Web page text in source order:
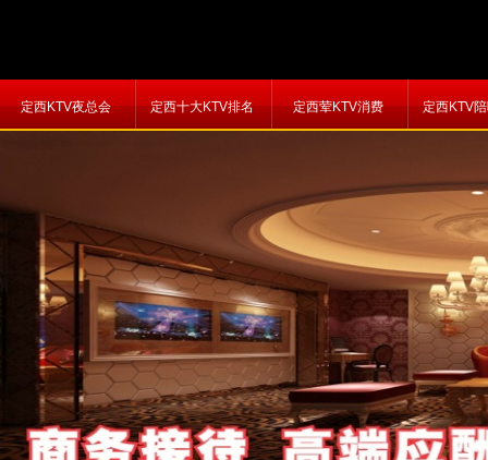
定西KTV夜总会 定西十大KTV排名 定西荤KTV消费 定西KTV